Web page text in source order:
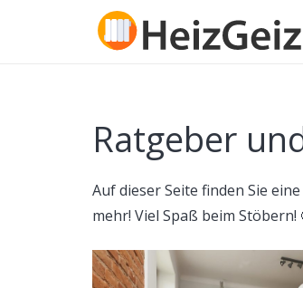
Ratgeber
Auf dieser Seite finden Sie
mehr! Viel Spaß beim Stöbern!